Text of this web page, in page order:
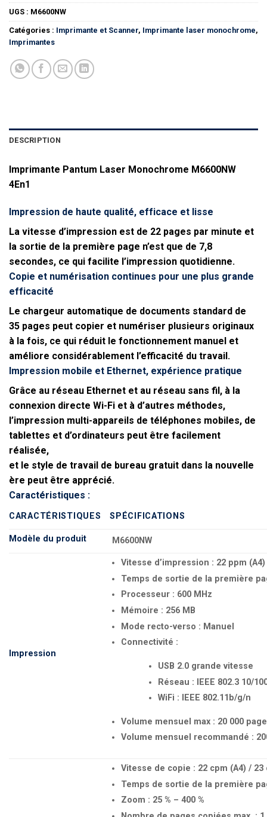
UGS : M6600NW
Catégories : Imprimante et Scanner, Imprimante laser monochrome,
Imprimantes
DESCRIPTION
Imprimante Pantum Laser Monochrome M6600NW
4En1
Impression de haute qualité, efficace et lisse
La vitesse d’impression est de 22 pages par minute et
la sortie de la première page n’est que de 7,8
secondes, ce qui facilite l’impression quotidienne.
Copie et numérisation continues pour une plus grande
efficacité
Le chargeur automatique de documents standard de
35 pages peut copier et numériser plusieurs originaux
à la fois, ce qui réduit le fonctionnement manuel et
améliore considérablement l’efficacité du travail.
Impression mobile et Ethernet, expérience pratique
Grâce au réseau Ethernet et au réseau sans fil, à la
connexion directe Wi-Fi et à d’autres méthodes,
l’impression multi-appareils de téléphones mobiles, de
tablettes et d’ordinateurs peut être facilement
réalisée,
et le style de travail de bureau gratuit dans la nouvelle
ère peut être apprécié.
Caractéristiques :
CARACTÉRISTIQUES SPÉCIFICATIONS
Modèle du produit M6600NW
Impression
Vitesse d’impression : 22 ppm
Temps de sortie de la première
Processeur : 600 MHz
Mémoire : 256 MB
Mode recto-verso : Manuel
Connectivité :
USB 2.0 grande vitesse
Réseau : IEEE 802.3 10/
WiFi : IEEE 802.11b/g/n
Volume mensuel max : 20 000
Volume mensuel recommandé :
Vitesse de copie : 22 cpm (A4) /
Temps de sortie de la première
Zoom : 25 % – 400 %